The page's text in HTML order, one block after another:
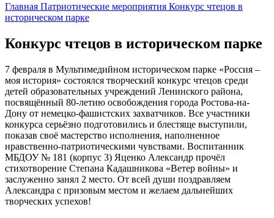
Главная Патриотические мероприятия Конкурс чтецов в
историческом парке
Конкурс чтецов в историческом парке
7 февраля в Мультимедийном историческом парке «Россия –
моя история» состоялся творческий конкурс чтецов среди
детей образовательных учреждений Ленинского района,
посвящённый 80-летию освобождения города Ростова-на-
Дону от немецко-фашистских захватчиков. Все участники
конкурса серьёзно подготовились и блестяще выступили,
показав своё мастерство исполнения, наполненное
нравственно-патриотическими чувствами. Воспитанник
МБДОУ № 181 (корпус 3) Яценко Александр прочёл
стихотворение Степана Кадашникова «Ветер войны» и
заслуженно занял 2 место. От всей души поздравляем
Александра с призовым местом и желаем дальнейших
творческих успехов!